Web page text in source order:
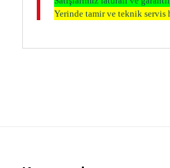
Yerinde tamir ve teknik